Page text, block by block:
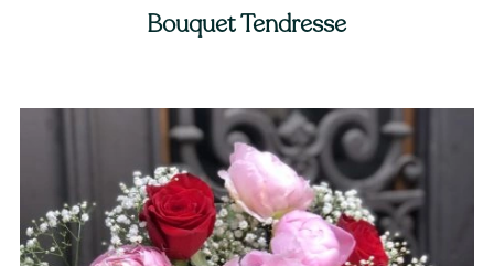
Bouquet Tendresse